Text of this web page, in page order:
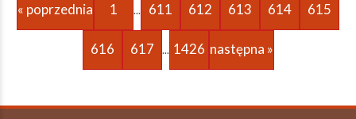
« poprzednia 1 ... 611 612 613 614 615
616 617 ... 1426 następna »